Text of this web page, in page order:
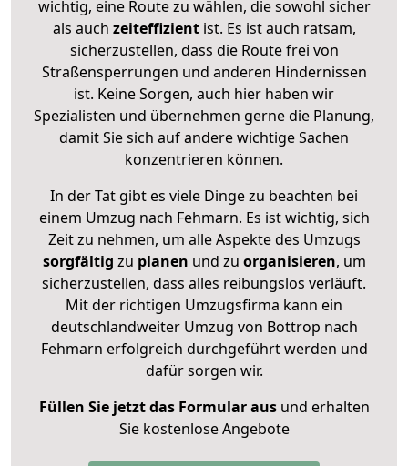
wichtig, eine Route zu wählen, die sowohl sicher
als auch zeiteffizientist. Es ist auch ratsam,
sicherzustellen, dass die Route frei von
Straßensperrungen und anderen Hindernissen
ist. Keine Sorgen, auch hier haben wir
Spezialisten und übernehmen gerne die Planung,
damit Sie sich auf andere wichtige Sachen
konzentrieren können.
In der Tat gibt es viele Dinge zu beachten bei
einem Umzug nach Fehmarn. Es ist wichtig, sich
Zeit zu nehmen, um alle Aspekte des Umzugs
sorgfältig zu planen und zu organisieren, um
sicherzustellen, dass alles reibungslos verläuft.
Mit der richtigen Umzugsfirma kann ein
deutschlandweiter Umzug von Bottrop nach
Fehmarn erfolgreich durchgeführt werden und
dafür sorgen wir.
Füllen Sie jetzt das Formular ausund erhalten
Sie kostenlose Angebote